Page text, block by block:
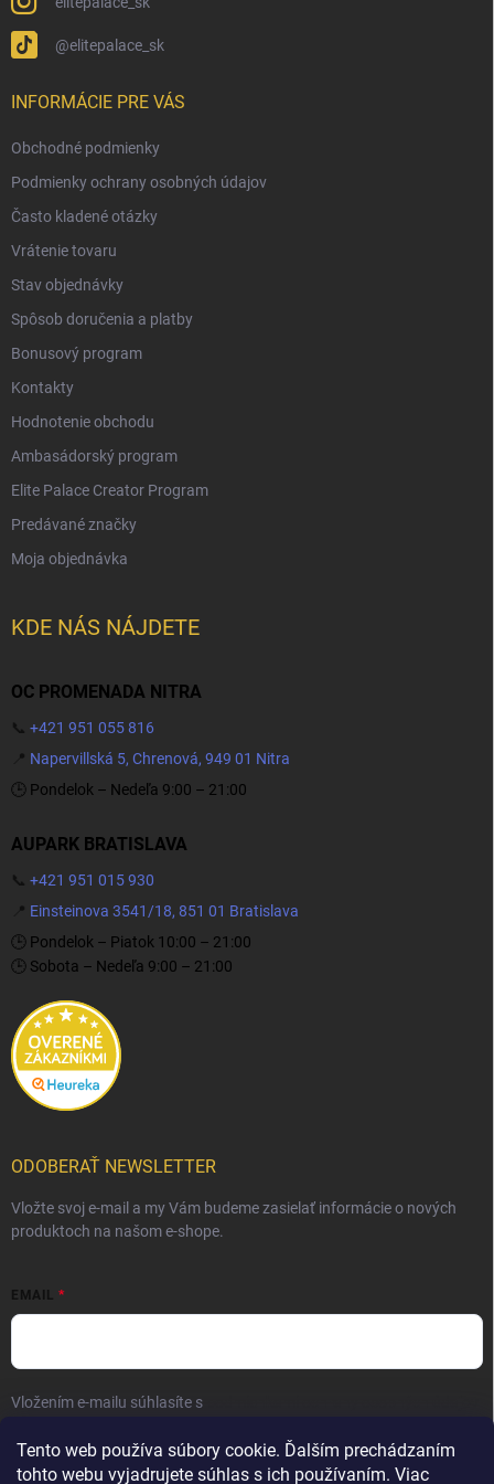
Tento web používa súbory cookie. Ďalším prechádzaním
tohto webu vyjadrujete súhlas s ich používaním. Viac
@elitepalace_sk
INFORMÁCIE PRE VÁS
Obchodné podmienky
Podmienky ochrany osobných údajov
Často kladené otázky
Vrátenie tovaru
Stav objednávky
Spôsob doručenia a platby
Bonusový program
Kontakty
Hodnotenie obchodu
Ambasádorský program
Elite Palace Creator Program
Predávané značky
Moja objednávka
KDE NÁS NÁJDETE
OC PROMENADA NITRA
📞 +421 951 055 816
📍 Napervillská 5, Chrenová, 949 01 Nitra
🕒 Pondelok – Nedeľa 9:00 – 21:00
AUPARK BRATISLAVA
📞 +421 951 015 930
📍 Einsteinova 3541/18, 851 01 Bratislava
🕒 Pondelok – Piatok 10:00 – 21:00
🕒 Sobota – Nedeľa 9:00 – 21:00
ODOBERAŤ NEWSLETTER
Vložte svoj e-mail a my Vám budeme zasielať informácie o nových
produktoch na našom e-shope.
EMAIL
Vložením e-mailu súhlasíte s
Prihlásiť sa